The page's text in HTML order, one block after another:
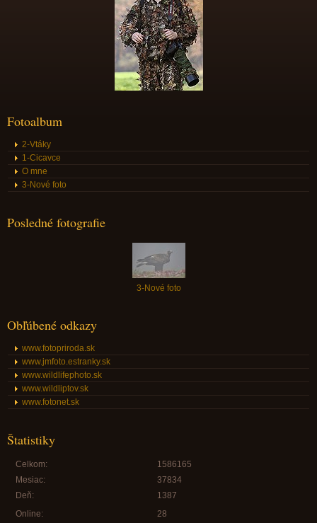
Fotoalbum
2-Vtáky
1-Cicavce
O mne
3-Nové foto
Posledné fotografie
3-Nové foto
Obľúbené odkazy
www.fotopriroda.sk
www.jmfoto.estranky.sk
www.wildlifephoto.sk
www.wildliptov.sk
www.fotonet.sk
Štatistiky
Online: 28
Celkom:
1586165
Mesiac:
37834
Deň:
1387